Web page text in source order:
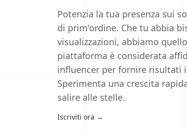
Potenzia la tua presenza sui
di prim'ordine. Che tu abbia
visualizzazioni, abbiamo
piattaforma è considerata
influencer per fornire risultati
Sperimenta una crescita
salire alle stelle.
Iscriviti ora →